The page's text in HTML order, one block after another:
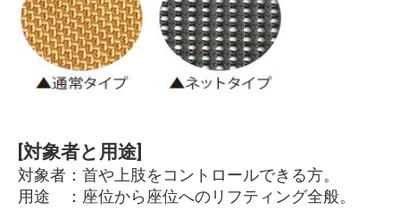
[対象者と用途]
対象者：首や上肢をコントロールできる方。
用途 ：座位から座位へのリフティング全般。